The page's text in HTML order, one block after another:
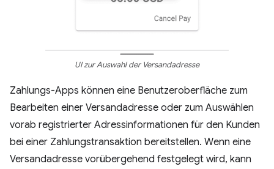
UI zur Auswahl der Versandadresse
Zahlungs-Apps können eine Benutzeroberfläche zum
Bearbeiten einer Versandadresse oder zum Auswählen
vorab registrierter Adressinformationen für den Kunden
bei einer Zahlungstransaktion bereitstellen. Wenn eine
Versandadresse vorübergehend festgelegt wird, kann